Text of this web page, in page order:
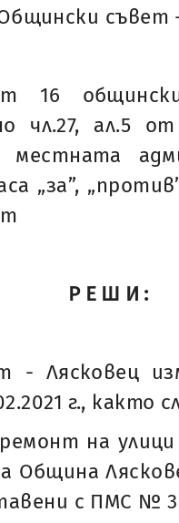
Общински съвет
16
чл.27, ал.5
местната
„за”,
РЕШИ:
- Лясковец
г., както
на
Община
с ПМС №